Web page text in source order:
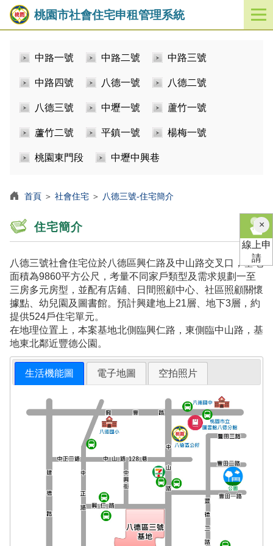
桃園市社會住宅申租管理系統
開
啟
中路一號 中路二號 中路三號
中路四號 八德一號 八德二號
八德三號 中壢一號 蘆竹一號
蘆竹二號 平鎮一號 楊梅一號
桃園東門段 中壢中興巷
首頁 ＞ 社會住宅 ＞ 八德三號-住宅簡介
住宅簡介
八德三號社會住宅位於八德區興仁路及中山路交叉口，基地
面積為9860平方公尺，考量不同家戶類型及需求規劃一至
三房多元房型，並配有店鋪、日間照顧中心、社區照顧關懷
據點、幼兒園及圖書館。預計興建地上21層、地下3層，約
提供524戶住宅單元。
在地理位置上，本案基地北側臨興仁路，東側臨中山路，基
地東北鄰近豐德公園。
生活機能圖 電子地圖 空拍照片
×關
閉
線上申
請